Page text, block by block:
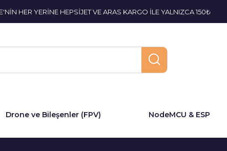
HER YERİNE HEPSİJET VE ARAS KARGO İLE YALNIZCA 150₺
Drone ve Bileşenler (FPV) NodeMCU & ESP